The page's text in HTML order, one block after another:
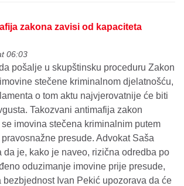
zakona zavisi od kapaciteta
06:03
pošalje u skupštinsku proceduru Zakon
stečene kriminalnom djelatnošću,
o tom aktu najvjerovatnije će biti
Takozvani antimafija zakon
imovina stečena kriminalnim putem
presude. Advokat Saša
da je, kako je naveo, rizična odredba po
oduzimanje imovine prije presude,
bezbjednost Ivan Pekić upozorava da će